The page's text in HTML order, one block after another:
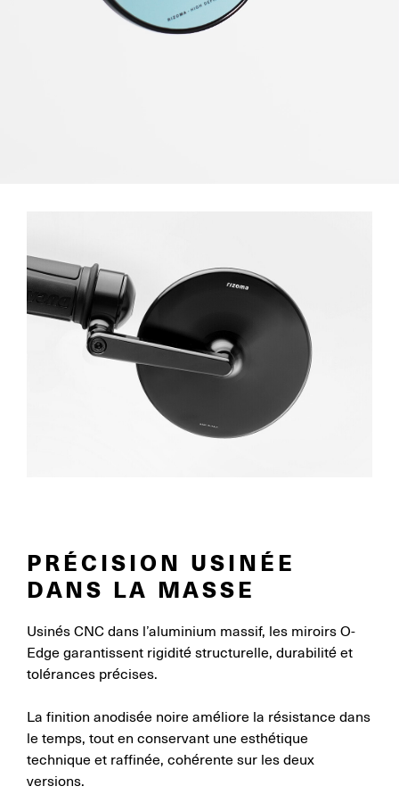
PRÉCISION USINÉE
DANS LA MASSE
Usinés CNC dans l’aluminium massif, les miroirs O-
Edge garantissent rigidité structurelle, durabilité et
tolérances précises.
La finition anodisée noire améliore la résistance dans
le temps, tout en conservant une esthétique
technique et raffinée, cohérente sur les deux
versions.